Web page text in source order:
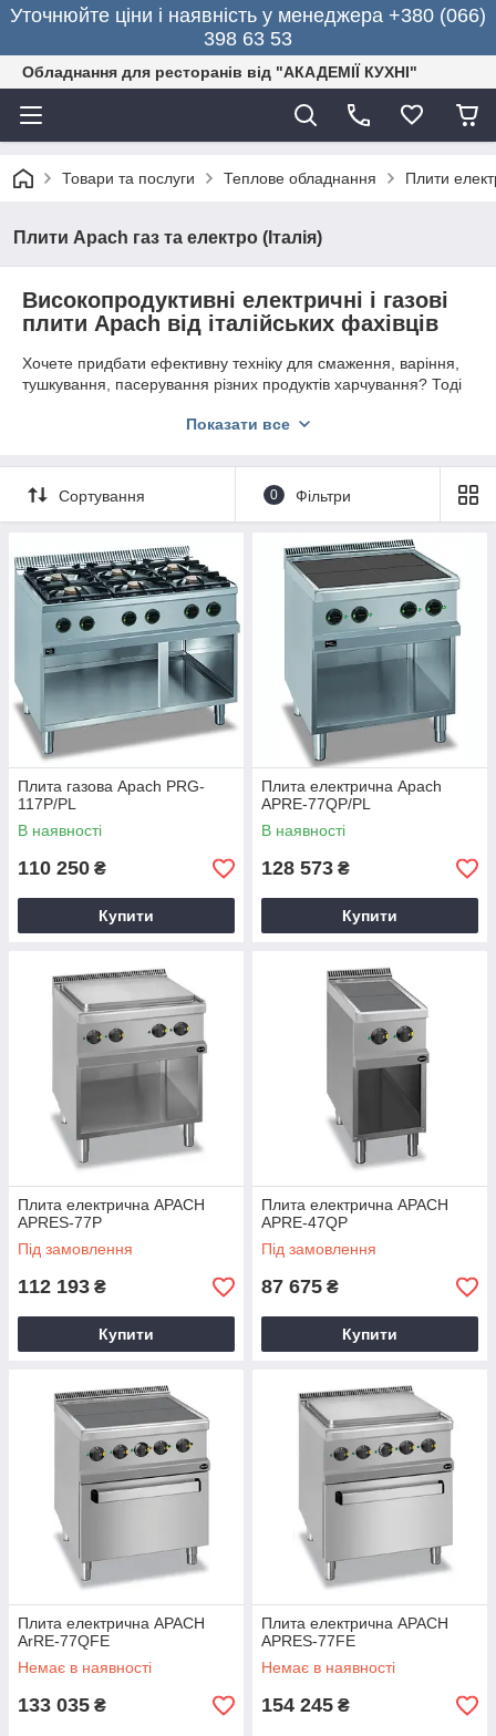
Уточнюйте ціни і наявність у менеджера +380 (066)
398 63 53
Обладнання для ресторанів від "АКАДЕМІЇ КУХНІ"
Товари та послуги Теплове обладнання Плити
Плити Apach газ та електро (Італія)
Високопродуктивні електричні і газові
плити Apach від італійських фахівців
Хочете придбати ефективну техніку для смаження, варіння,
тушкування, пасерування різних продуктів харчування? Тоді
Спеціалізоване обладнання дозволяє швидко приготувати і
ніжок можна легко встановити техніку на необхідною для
кухаря висоті.
Купити теплове обладнання за вигідною ціною можна в
». Професійні пристрої широко
застосовуються в ресторанах, кафе, їдальнях, нічних клубах,
барах, готелях, базах відпочинку.
Показати все
Сортування 0 Фільтри
Плита газова Apach PRG-
117P/PL
В наявності
110 250 ₴
Купити
Плита електрична Apach
APRE-77QP/PL
В наявності
128 573 ₴
Купити
Плита електрична APACH
APRES-77P
Під замовлення
112 193 ₴
Купити
Плита електрична APACH
APRE-47QP
Під замовлення
87 675 ₴
Купити
Плита електрична APACH
ArRE-77QFE
Немає в наявності
133 035 ₴
Плита електрична APACH
APRES-77FE
Немає в наявності
154 245 ₴